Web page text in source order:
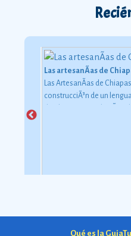
Las artesanÃ­as de
Las ArtesanÃ­as de
construcciÃ³n de un
Qué es la